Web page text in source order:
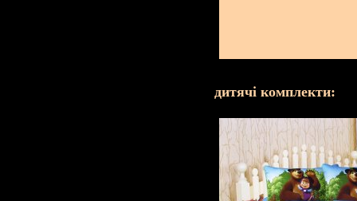
дитячі комплекти: